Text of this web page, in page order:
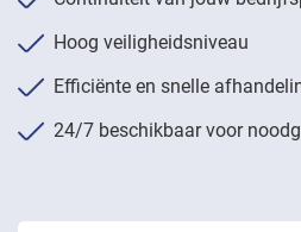
Hoog veiligheidsniveau
Efficiënte en snelle
24/7 beschikbaar voor